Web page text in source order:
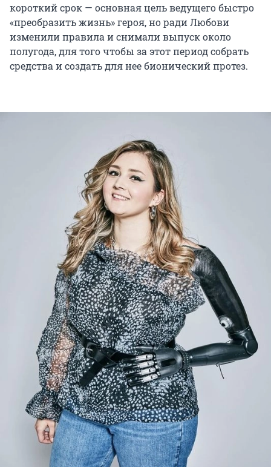
короткий срок — основная цель ведущего быстро
«преобразить жизнь» героя, но ради Любови
изменили правила и снимали выпуск около
полугода, для того чтобы за этот период собрать
средства и создать для нее бионический протез.